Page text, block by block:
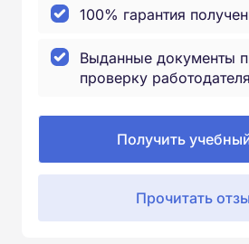
100% гарантия
Выданные документы
проверку работодателя
Получить
Прочитать